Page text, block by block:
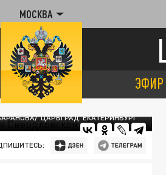
МОСКВА
ЭФИР
"ЦАРЬГРАД. ЕКАТЕРИНБУРГ"